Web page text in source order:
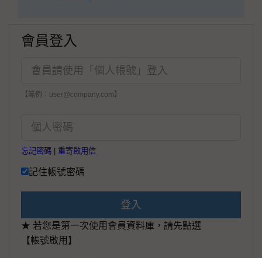
會員登入
【範例：user@company.com】
忘記密碼 重寄啟用信
記住帳號密碼
登入
★ 若您是第一次使用會員資料庫，請先點選
【帳號啟用】